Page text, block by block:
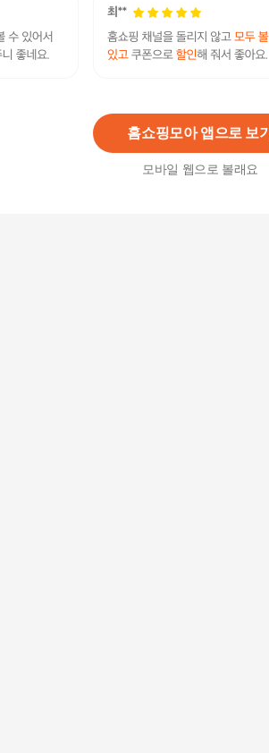
홈쇼핑모아 앱으로 보기
모바일 웹으로 볼래요
[현대백화점] 양송이스프80g